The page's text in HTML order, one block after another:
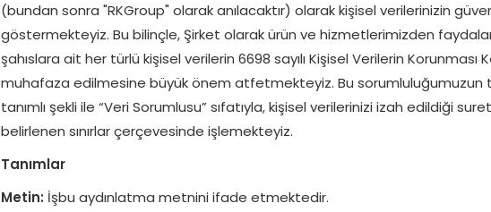
(bundan sonra "RKGroup" olarak anılacaktır) olarak kişisel verilerinizin
göstermekteyiz. Bu bilinçle, Şirket olarak ürün ve hizmetlerimizden
şahıslara ait her türlü kişisel verilerin 6698 sayılı Kişisel Verilerin Korunması
muhafaza edilmesine büyük önem atfetmekteyiz. Bu sorumluluğumuzun
tanımlı şekli ile “Veri Sorumlusu” sıfatıyla, kişisel verilerinizi izah edildiği
belirlenen sınırlar çerçevesinde işlemekteyiz.
Tanımlar
Metin: İşbu aydınlatma metnini ifade etmektedir.